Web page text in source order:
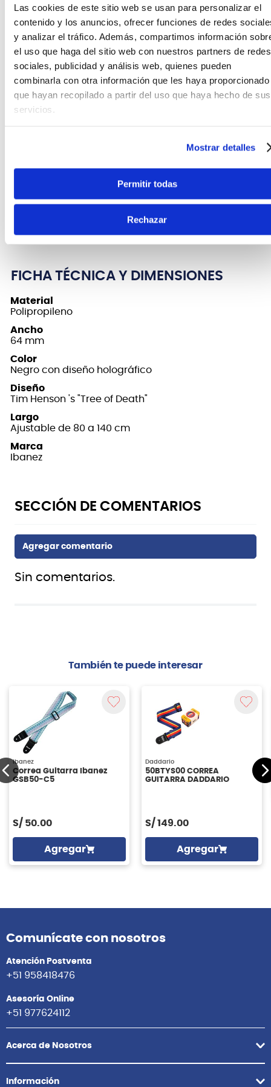
Las cookies de este sitio web se usan para personalizar el
contenido y los anuncios, ofrecer funciones de redes
y analizar el tráfico. Además, compartimos información
el uso que haga del sitio web con nuestros partners de redes
sociales, publicidad y análisis web, quienes pueden
combinarla con otra información que les haya proporcionado
que hayan recopilado a partir del uso que haya hecho de sus
servicios.
Mostrar detalles
Permitir todas
Rechazar
FICHA TÉCNICA Y DIMENSIONES
Material
Polipropileno
Ancho
64 mm
Color
Negro con diseño holográfico
Diseño
Tim Henson 's "Tree of Death"
Largo
Ajustable de 80 a 140 cm
Marca
Ibanez
Sin comentarios.
También te puede interesar
Ibanez
Correa Guitarra Ibanez
GSB50-C5
S/ 50.00
Agregar
Daddario
50BTYS00 CORREA
GUITARRA DADDARIO
S/ 149.00
Agregar
Comunícate con nosotros
Atención Postventa
+51 958418476
Asesoría Online
+51 977624112
Acerca de Nosotros
Información